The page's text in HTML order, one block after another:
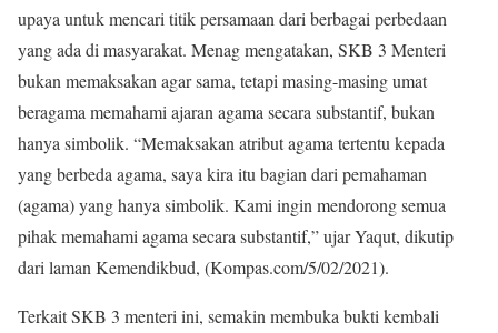
upaya untuk mencari titik persamaan dari berbagai perbedaan
yang ada di masyarakat. Menag mengatakan, SKB 3 Menteri
bukan memaksakan agar sama, tetapi masing-masing umat
beragama memahami ajaran agama secara substantif, bukan
hanya simbolik. “Memaksakan atribut agama tertentu kepada
yang berbeda agama, saya kira itu bagian dari pemahaman
(agama) yang hanya simbolik. Kami ingin mendorong semua
pihak memahami agama secara substantif,” ujar Yaqut, dikutip
dari laman Kemendikbud, (Kompas.com/5/02/2021).
Terkait SKB 3 menteri ini, semakin membuka bukti kembali